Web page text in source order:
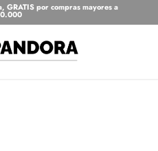
GRATIS por compras mayores a